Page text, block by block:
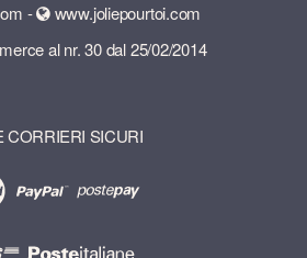
-
www.joliepourtoi.com
al nr. 30 dal 25/02/2014
CORRIERI SICURI